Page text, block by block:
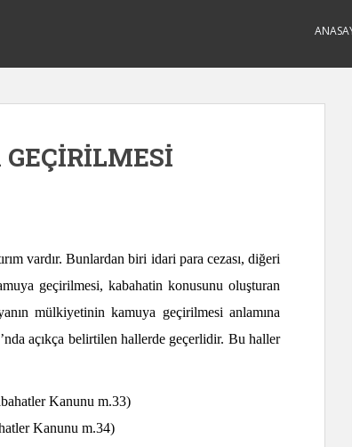
vardır. Bunlardan biri idari para cezası, diğeri
geçirilmesi, kabahatin konusunu oluşturan
mülkiyetinin kamuya geçirilmesi anlamına
açıkça belirtilen hallerde geçerlidir. Bu haller
Kanunu m.33)
Kanunu m.34)